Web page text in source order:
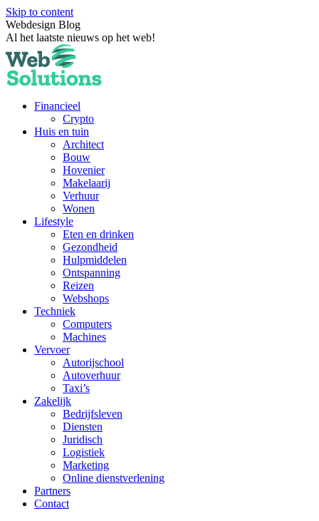
Skip to content
Webdesign Blog
Al het laatste nieuws op het web!
Financieel
Crypto
Huis en tuin
Architect
Bouw
Hovenier
Makelaarij
Verhuur
Wonen
Lifestyle
Eten en drinken
Gezondheid
Hulpmiddelen
Ontspanning
Reizen
Webshops
Techniek
Computers
Machines
Vervoer
Autorijschool
Autoverhuur
Taxi’s
Zakelijk
Bedrijfsleven
Diensten
Juridisch
Logistiek
Marketing
Online dienstverlening
Partners
Contact